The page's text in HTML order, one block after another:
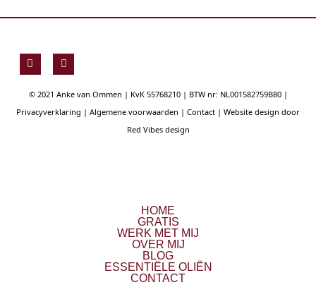
F
a
e
b
o
Y
o
u
b
© 2021 Anke van Ommen | KvK 55768210 | BTW nr: NL001582759B80 |
Privacyverklaring | Algemene voorwaarden | Contact | Website design door
Red Vibes design
HOME
GRATIS
WERK MET MIJ
OVER MIJ
BLOG
ESSENTIËLE OLIËN
CONTACT